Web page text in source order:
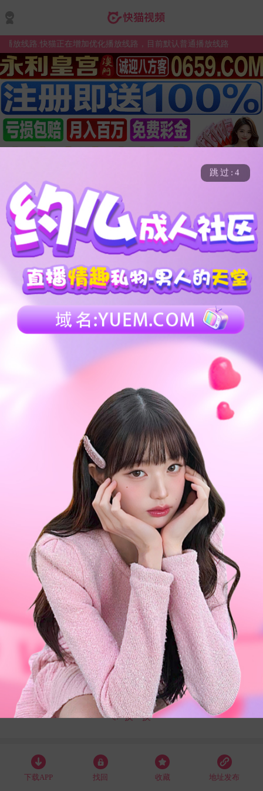
线路.快猫正在增加优化播放线路，目前默认普通播放线路
热门
4025 1193
换一换
查看更多
118
67
换一换
下载APP 找回 收藏 地址发布
跳过:4